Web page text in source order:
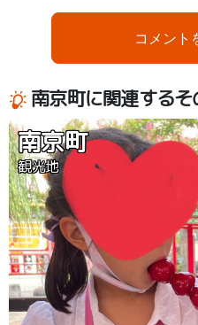
コメント
南京町に関連する
南京町
観光地